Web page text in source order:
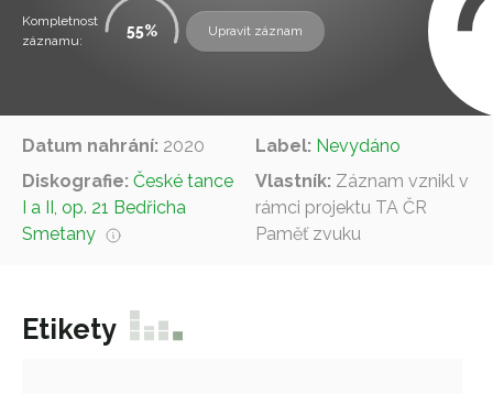
Slovník
Osoby
Kompletnost
záznamu:
55 Upravit záznam
Datum nahrání: 2020 Label: Nevydáno
Diskografie: České tance
I a II, op. 21 Bedřicha
Smetany
Vlastník: Záznam vznikl v
rámci projektu TA ČR
Paměť zvuku
Etikety